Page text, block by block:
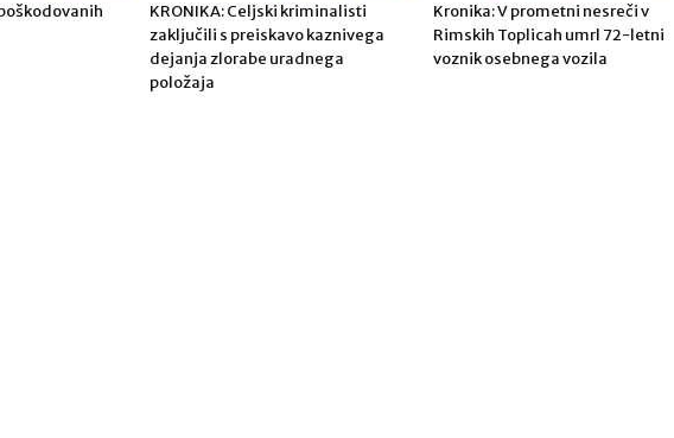
KRONIKA: Celjski kriminalisti
zaključili s preiskavo kaznivega
dejanja zlorabe uradnega
položaja
Kronika: V prometni nesreči v
Rimskih Toplicah umrl 72-letni
voznik osebnega vozila